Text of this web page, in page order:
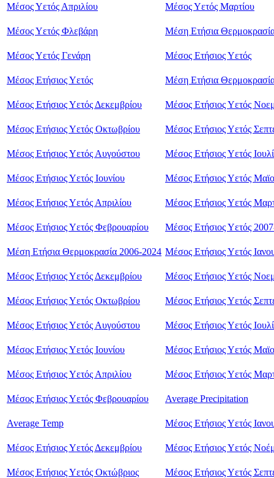
Μέσος Υετός Απριλίου Μέσος Υετός Μαρτίου
Μέσος Υετός Φλεβάρη Μέση Ετήσια
Μέσος Υετός Γενάρη Μέσος Ετήσιος Υετός
Μέσος Ετήσιος Υετός Μέση Ετήσια
Μέσος Ετήσιος Υετός Δεκεμβρίου Μέσος Ετήσιος Υετός
Μέσος Ετήσιος Υετός Οκτωβρίου Μέσος Ετήσιος Υετός
Μέσος Ετήσιος Υετός Αυγούστου Μέσος Ετήσιος Υετός
Μέσος Ετήσιος Υετός Ιουνίου Μέσος Ετήσιος Υετός
Μέσος Ετήσιος Υετός Απριλίου Μέσος Ετήσιος Υετός
Μέσος Ετήσιος Υετός Φεβρουαρίου Μέσος Ετήσιος Υετός
Μέση Ετήσια Θερμοκρασία 2006-2024 Μέσος Ετήσιος Υετός
Μέσος Ετήσιος Υετός Δεκεμβρίου Μέσος Ετήσιος Υετός
Μέσος Ετήσιος Υετός Οκτωβρίου Μέσος Ετήσιος Υετός
Μέσος Ετήσιος Υετός Αυγούστου Μέσος Ετήσιος Υετός
Μέσος Ετήσιος Υετός Ιουνίου Μέσος Ετήσιος Υετός
Μέσος Ετήσιος Υετός Απριλίου Μέσος Ετήσιος Υετός
Μέσος Ετήσιος Υετός Φεβρουαρίου Average Precipitation
Average Temp Μέσος Ετήσιος Υετός
Μέσος Ετήσιος Υετός Δεκεμβρίου Μέσος Ετήσιος Υετός
Μέσος Ετήσιος Υετός Οκτώβριος Μέσος Ετήσιος Υετός